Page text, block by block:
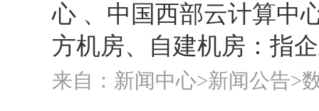
心 、中国西部云计算中
方机房、自建机房：指
来自：新闻中心>新闻公告>